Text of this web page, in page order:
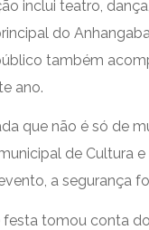
inclui teatro,
do
também
ano.
que não é só de
de Cultura
a segurança
festa tomou conta